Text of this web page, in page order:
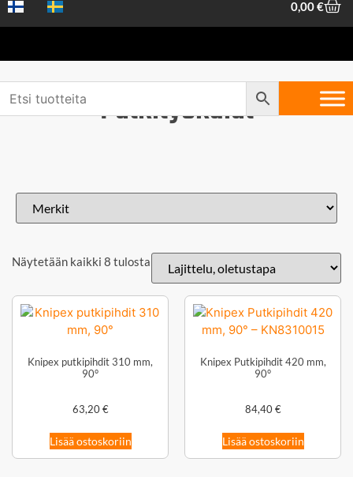
0,00€
Putkityökalut
Näytetään kaikki 8 tulosta
Knipex putkipihdit 310 mm,
90°
63,20€
Lisää ostoskoriin
Knipex Putkipihdit 420 mm,
90°
84,40€
Lisää ostoskoriin